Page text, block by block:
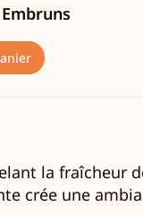
la fraîcheur
crée une